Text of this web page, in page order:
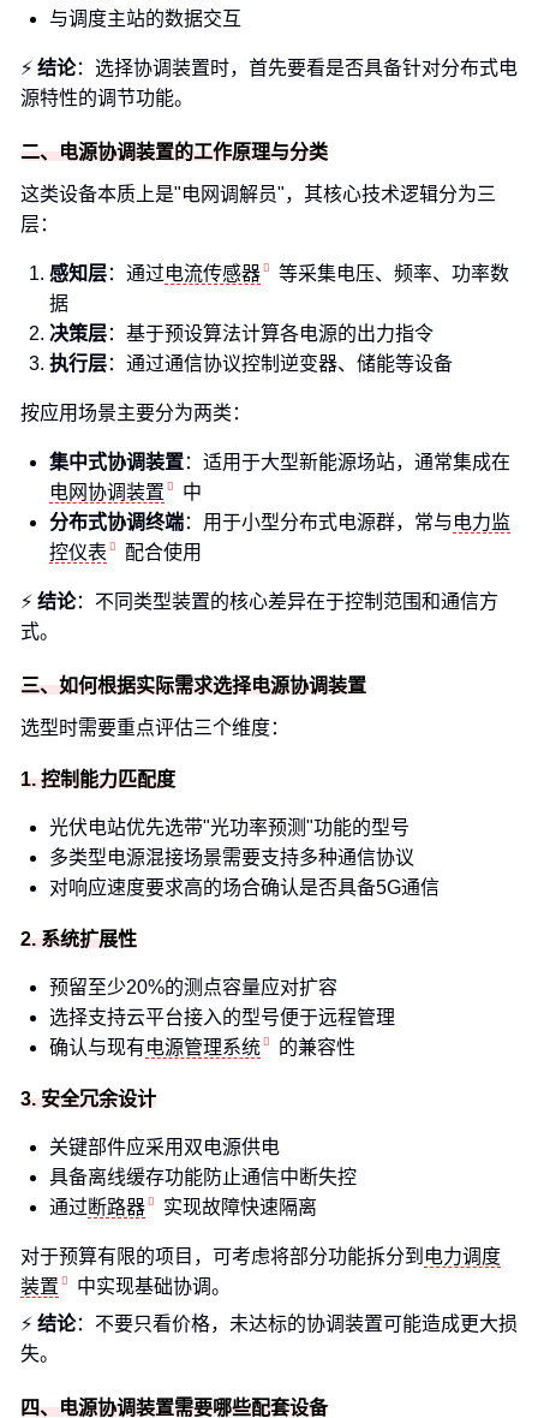
与调度主站的数据交互
⚡ 结论：选择协调装置时，首先要看是否具备针对分布式电
源特性的调节功能。
二、电源协调装置的工作原理与分类
这类设备本质上是"电网调解员"，其核心技术逻辑分为三
层：
感知层：通过电流传感器
等采集电压、频率、功率数
据
决策层：基于预设算法计算各电源的出力指令
执行层：通过通信协议控制逆变器、储能等设备
按应用场景主要分为两类：
集中式协调装置：适用于大型新能源场站，通常集成在
电网协调装置
中
分布式协调终端：用于小型分布式电源群，常与电力监
控仪表
配合使用
⚡ 结论：不同类型装置的核心差异在于控制范围和通信方
式。
三、如何根据实际需求选择电源协调装置
选型时需要重点评估三个维度：
1. 控制能力匹配度
光伏电站优先选带"光功率预测"功能的型号
多类型电源混接场景需要支持多种通信协议
对响应速度要求高的场合确认是否具备5G通信
2. 系统扩展性
预留至少20%的测点容量应对扩容
选择支持云平台接入的型号便于远程管理
确认与现有电源管理系统 的兼容性
3. 安全冗余设计
关键部件应采用双电源供电
具备离线缓存功能防止通信中断失控
通过断路器 实现故障快速隔离
对于预算有限的项目，可考虑将部分功能拆分到 电力调度
装置
中实现基础协调。
⚡ 结论：不要只看价格，未达标的协调装置可能造成更大损
失。
四、电源协调装置需要哪些配套设备